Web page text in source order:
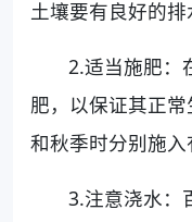
土壤要有良好的排
2.适当施肥：
肥，以保证其正
和秋季时分别施入
3.注意浇水：